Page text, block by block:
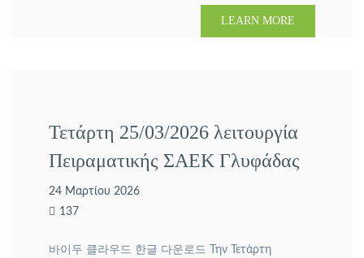
LEARN MORE
Τετάρτη 25/03/2026 λειτουργία
Πειραματικής ΣΑΕΚ Γλυφάδας
24 Μαρτίου 2026
137
바이두 클라우드 한글 다운로드 Την Τετάρτη